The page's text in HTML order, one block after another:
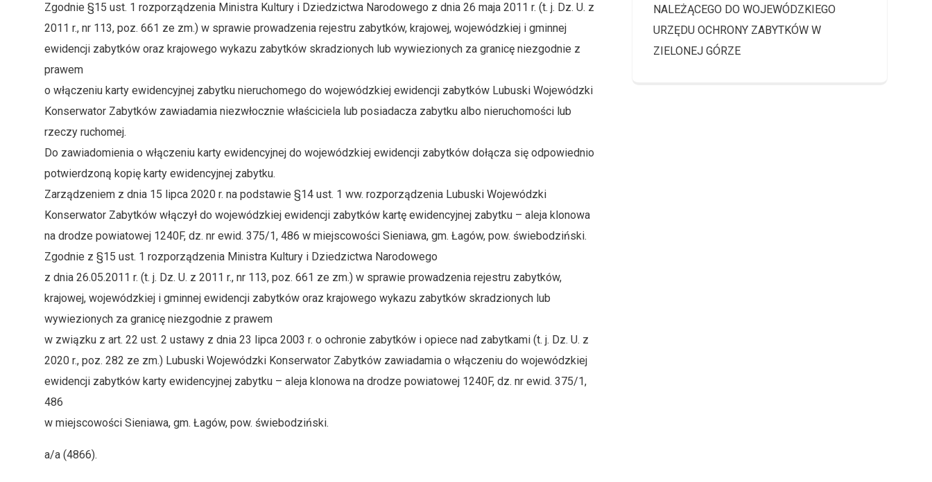
Zgodnie §15 ust. 1 rozporządzenia Ministra Kultury i Dziedzictwa Narodowego z dnia 26 maja 2011 r. (t. j. Dz. U. z
2011 r., nr 113, poz. 661 ze zm.) w sprawie prowadzenia rejestru zabytków, krajowej, wojewódzkiej i gminnej
ewidencji zabytków oraz krajowego wykazu zabytków skradzionych lub wywiezionych za granicę niezgodnie z
prawem
o włączeniu karty ewidencyjnej zabytku nieruchomego do wojewódzkiej ewidencji zabytków Lubuski Wojewódzki
Konserwator Zabytków zawiadamia niezwłocznie właściciela lub posiadacza zabytku albo nieruchomości lub
rzeczy ruchomej.
Do zawiadomienia o włączeniu karty ewidencyjnej do wojewódzkiej ewidencji zabytków dołącza się odpowiednio
potwierdzoną kopię karty ewidencyjnej zabytku.
Zarządzeniem z dnia 15 lipca 2020 r. na podstawie §14 ust. 1 ww. rozporządzenia Lubuski Wojewódzki
Konserwator Zabytków włączył do wojewódzkiej ewidencji zabytków kartę ewidencyjnej zabytku – aleja klonowa
na drodze powiatowej 1240F, dz. nr ewid. 375/1, 486 w miejscowości Sieniawa, gm. Łagów, pow. świebodziński.
Zgodnie z §15 ust. 1 rozporządzenia Ministra Kultury i Dziedzictwa Narodowego
z dnia 26.05.2011 r. (t. j. Dz. U. z 2011 r., nr 113, poz. 661 ze zm.) w sprawie prowadzenia rejestru zabytków,
krajowej, wojewódzkiej i gminnej ewidencji zabytków oraz krajowego wykazu zabytków skradzionych lub
wywiezionych za granicę niezgodnie z prawem
w związku z art. 22 ust. 2 ustawy z dnia 23 lipca 2003 r. o ochronie zabytków i opiece nad zabytkami (t. j. Dz. U. z
2020 r., poz. 282 ze zm.) Lubuski Wojewódzki Konserwator Zabytków zawiadamia o włączeniu do wojewódzkiej
ewidencji zabytków karty ewidencyjnej zabytku – aleja klonowa na drodze powiatowej 1240F, dz. nr ewid. 375/1,
486
w miejscowości Sieniawa, gm. Łagów, pow. świebodziński.
a/a (4866).
NALEŻĄCEGO DO WOJEWÓDZKIEGO
URZĘDU OCHRONY ZABYTKÓW W
ZIELONEJ GÓRZE